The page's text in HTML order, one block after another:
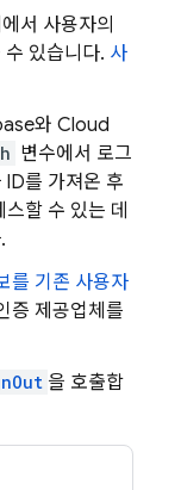
서 사용자의
있습니다. 사
와 Cloud
변수에서 로그
를 가져온 후
할 수 있는 데
를 기존 사용자
증 제공업체를
을 호출합